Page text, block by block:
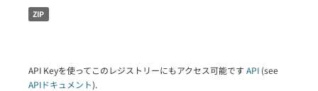
ZIP
API Keyを使ってこのレジストリーにもアクセス可能です API (see
APIドキュメント).